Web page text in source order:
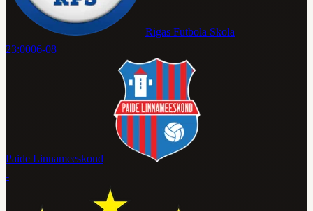
Rigas Futbola Skola
23:0006-08
Paide Linnameeskond
-